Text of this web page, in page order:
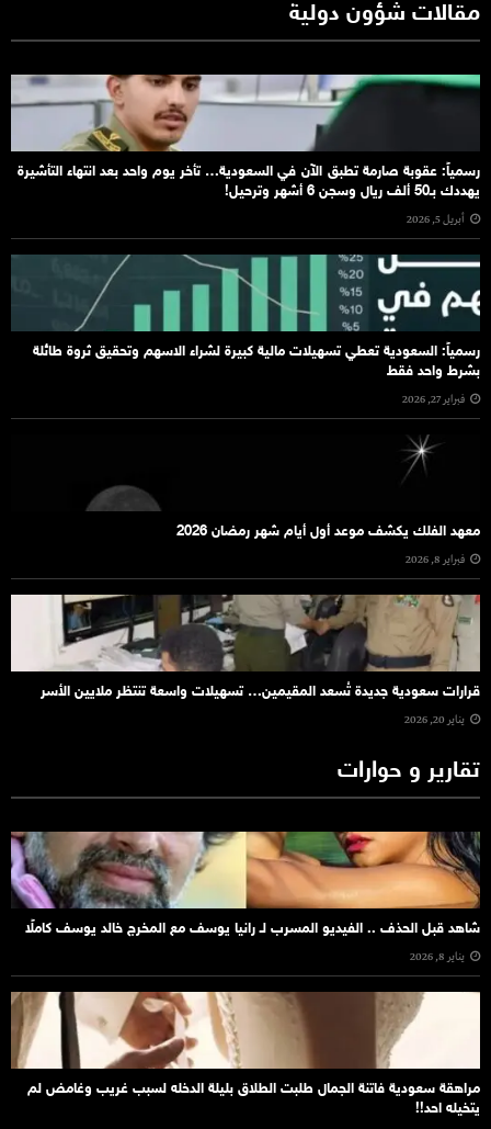
مقالات شؤون دولية
رسمياً: عقوبة صارمة تطبق الآن في السعودية… تأخر يوم واحد بعد انتهاء التأشيرة
يهددك بـ50 ألف ريال وسجن 6 أشهر وترحيل!
أبريل 5, 2026
رسمياً: السعودية تعطي تسهيلات مالية كبيرة لشراء الاسهم وتحقيق ثروة طائلة
بشرط واحد فقط
فبراير 27, 2026
معهد الفلك يكشف موعد أول أيام شهر رمضان 2026
فبراير 8, 2026
قرارات سعودية جديدة تُسعد المقيمين… تسهيلات واسعة تنتظر ملايين الأسر
يناير 20, 2026
تقارير و حوارات
شاهد قبل الحذف .. الفيديو المسرب لـ رانيا يوسف مع المخرج خالد يوسف كاملًا
يناير 8, 2026
مراهقة سعودية فاتنة الجمال طلبت الطلاق بليلة الدخله لسبب غريب وغامض لم
يتخيله احد!!